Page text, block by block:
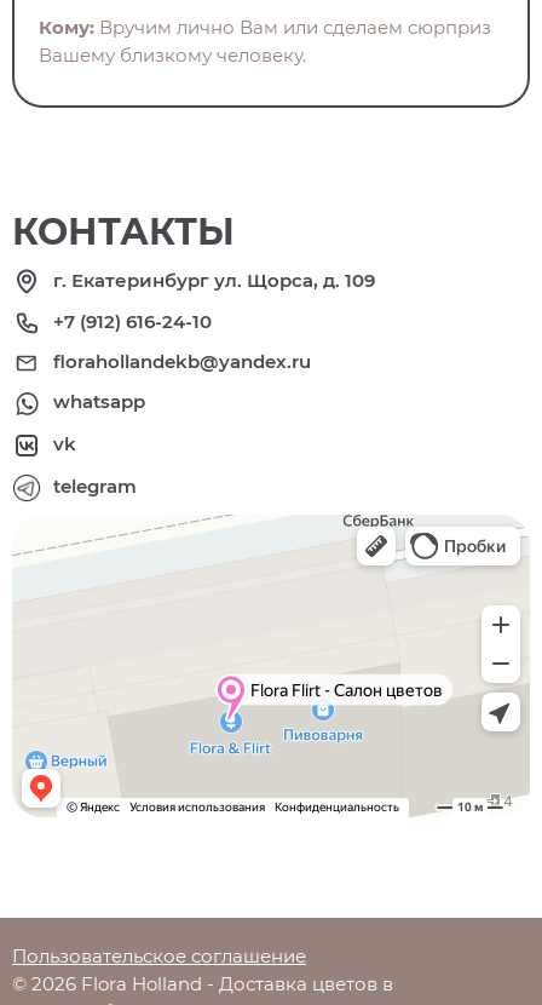
Кому: Вручим лично Вам или сделаем сюрприз
Вашему близкому человеку.
КОНТАКТЫ
г. Екатеринбург ул. Щорса, д. 109
+7 (912) 616-24-10
florahollandekb@yandex.ru
whatsapp
vk
telegram
Пользовательское соглашение
© 2026 Flora Holland - Доставка цветов в